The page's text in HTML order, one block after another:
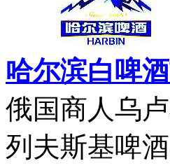
哈尔滨白啤
俄国商人乌
列夫斯基啤